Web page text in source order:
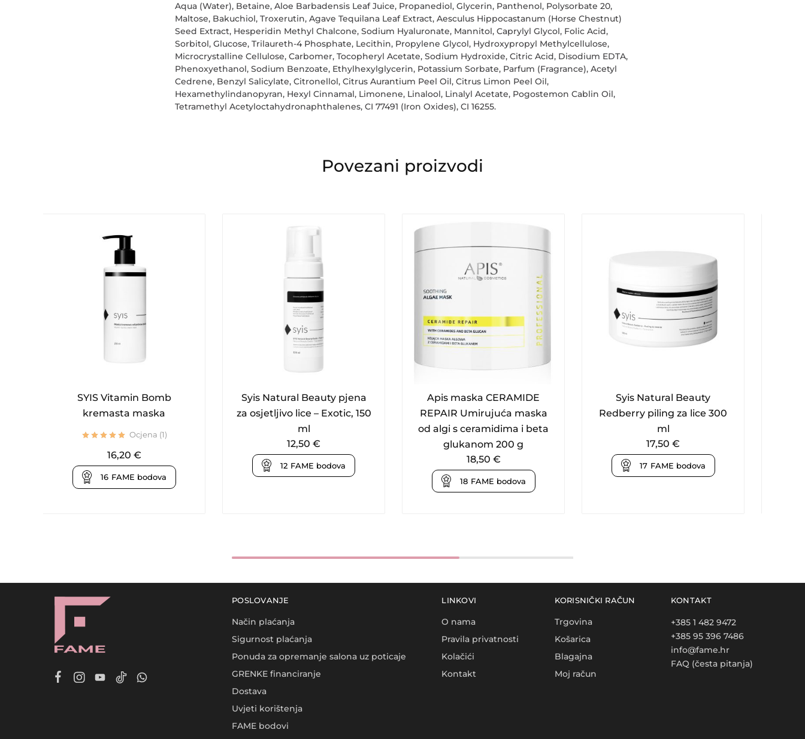
Aqua (Water), Betaine, Aloe Barbadensis Leaf Juice, Propanediol, Glycerin, Panthenol, Polysorbate 20,
Maltose, Bakuchiol, Troxerutin, Agave Tequilana Leaf Extract, Aesculus Hippocastanum (Horse Chestnut)
Seed Extract, Hesperidin Methyl Chalcone, Sodium Hyaluronate, Mannitol, Caprylyl Glycol, Folic Acid,
Sorbitol, Glucose, Trilaureth-4 Phosphate, Lecithin, Propylene Glycol, Hydroxypropyl Methylcellulose,
Microcrystalline Cellulose, Carbomer, Tocopheryl Acetate, Sodium Hydroxide, Citric Acid, Disodium EDTA,
Phenoxyethanol, Sodium Benzoate, Ethylhexylglycerin, Potassium Sorbate, Parfum (Fragrance), Acetyl
Cedrene, Benzyl Salicylate, Citronellol, Citrus Aurantium Peel Oil, Citrus Limon Peel Oil,
Hexamethylindanopyran, Hexyl Cinnamal, Limonene, Linalool, Linalyl Acetate, Pogostemon Cablin Oil,
Tetramethyl Acetyloctahydronaphthalenes, CI 77491 (Iron Oxides), CI 16255.
Povezani proizvodi
SYIS Vitamin Bomb
kremasta maska
Ocjena (1)
16,20 €
16 FAME bodova
Syis Natural Beauty pjena
za osjetljivo lice – Exotic, 150
ml
12,50 €
12 FAME bodova
Apis maska CERAMIDE
REPAIR Umirujuća maska
od algi s ceramidima i beta
glukanom 200 g
18,50 €
18 FAME bodova
Syis Natural Beauty
Redberry piling za lice 300
ml
17,50 €
17 FAME bodova
POSLOVANJE
Način plaćanja
Sigurnost plaćanja
Ponuda za opremanje salona uz poticaje
GRENKE financiranje
Dostava
Uvjeti korištenja
FAME bodovi
LINKOVI
O nama
Pravila privatnosti
Kolačići
Kontakt
KORISNIČKI RAČUN
Trgovina
Košarica
Blagajna
Moj račun
KONTAKT
+385 1 482 9472
+385 95 396 7486
info@fame.hr
FAQ (česta pitanja)